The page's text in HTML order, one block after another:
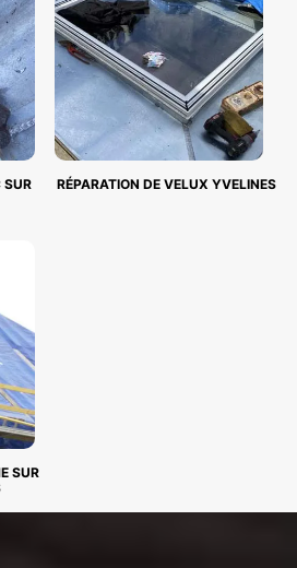
SUR
RÉPARATION DE VELUX YVELINES
SUR